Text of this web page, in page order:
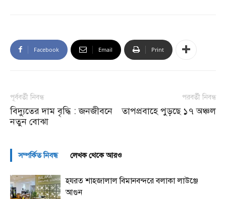
Facebook Email Print
পূর্ববর্তী নিবন্ধ
বিদ্যুতের দাম বৃদ্ধি : জনজীবনে
নতুন বোঝা
পরবর্তী নিবন্ধ
তাপপ্রবাহে পুড়ছে ১৭ অঞ্চল
সম্পর্কিত নিবন্ধ লেখক থেকে আরও
হযরত শাহজালাল বিমানবন্দরে বলাকা লাউঞ্জে
আগুন